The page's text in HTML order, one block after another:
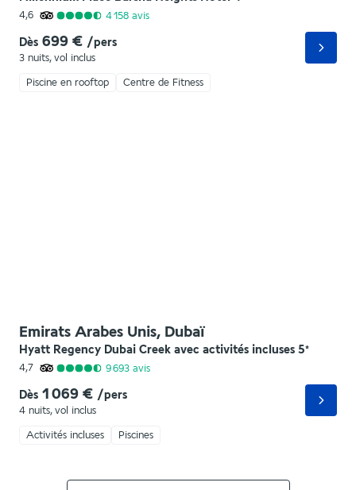
4,6
4 158 avis
Dès 699 € /pers
3 nuits, vol inclus
Piscine en rooftop Centre de Fitness
Emirats Arabes Unis, Dubaï
Hyatt Regency Dubai Creek avec activités incluses 5*
4,7
9 693 avis
Dès 1 069 € /pers
4 nuits, vol inclus
Activités incluses Piscines